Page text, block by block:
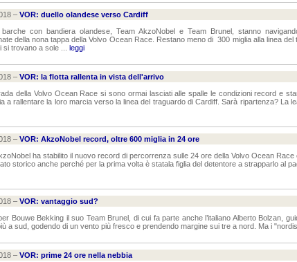
– VOR: duello olandese verso Cardiff
con bandiera olandese, Team AkzoNobel e Team Brunel, stanno
della nona tappa della Volvo Ocean Race. Restano meno di 300 miglia alla linea
si trovano a sole ... leggi
– VOR: la flotta rallenta in vista dell'arrivo
della Volvo Ocean Race si sono ormai lasciati alle spalle le condizioni record e
a rallentare la loro marcia verso la linea del traguardo di Cardiff. Sarà ripartenza? La
– VOR: AkzoNobel record, oltre 600 miglia in 24 ore
ha stabilito il nuovo record di percorrenza sulle 24 ore della Volvo Ocean Race
storico anche perché per la prima volta è statala figlia del detentore a strapparlo al
– VOR: vantaggio sud?
Bouwe Bekking il suo Team Brunel, di cui fa parte anche l’italiano Alberto Bolzan,
a sud, godendo di un vento più fresco e prendendo margine sui tre a nord. Ma i
– VOR: prime 24 ore nella nebbia